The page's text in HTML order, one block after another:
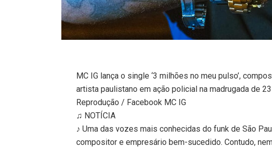
MC IG lança o single ‘3 milhões no meu pulso’,
artista paulistano em ação policial na madrugada de
Reprodução / Facebook MC IG
♫ NOTÍCIA
♪ Uma das vozes mais conhecidas do funk de São
compositor e empresário bem-sucedido. Contudo,